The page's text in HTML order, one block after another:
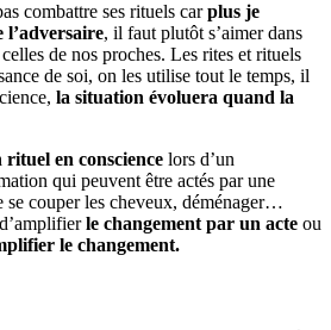
combattre ses rituels carplus je
l’adversaire, il faut plutôt s’aimer dans
de nos proches. Les rites et rituels
de soi, on les utilise tout le temps, il
la situation évoluera quand la
rituel en conscience lors d’un
qui peuvent être actés par une
se couper les cheveux, déménager…
le changement par un acte ou
le changement.